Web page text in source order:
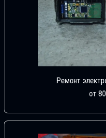
Ремонт
от